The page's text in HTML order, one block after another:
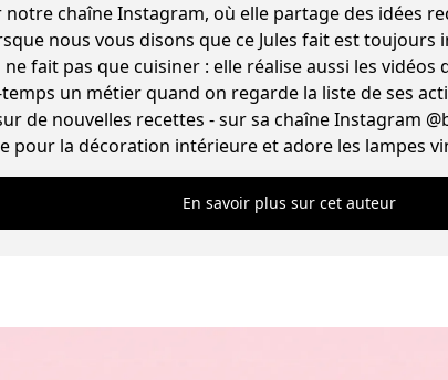
chaîne Instagram, où elle partage des idées recettes
nous vous disons que ce Jules fait est
fait pas que cuisiner : elle réalise aussi les vidéos
un métier quand on regarde la liste de ses
de nouvelles recettes - sur sa chaîne Instagram
pour la décoration intérieure et adore les lampes
En savoir plus sur cet auteur